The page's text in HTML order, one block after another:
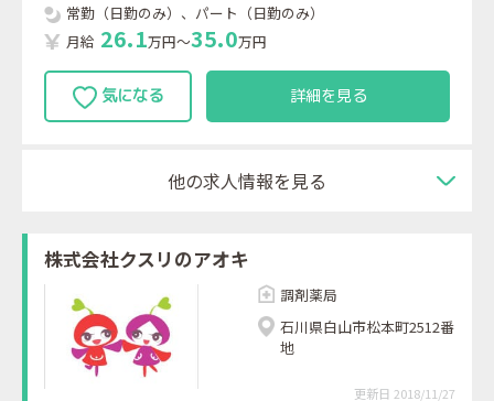
常勤（日勤のみ）、パート（日勤のみ）
月給 26.1万円～35.0万円
詳細を見る
他の求人情報を見る
株式会社クスリのアオキ
調剤薬局
石川県白山市松本町2512番
地
更新日 2018/11/27